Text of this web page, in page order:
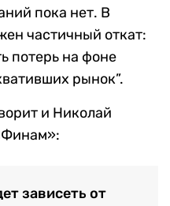
пока нет. В
частичный откат:
потерь на фоне
рынок”.
и Николай
зависеть от